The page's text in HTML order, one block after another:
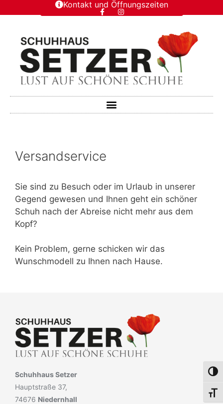
Kontakt und Öffnungszeiten
Versandservice
Sie sind zu Besuch oder im Urlaub in unserer
Gegend gewesen und Ihnen geht ein schöner
Schuh nach der Abreise nicht mehr aus dem
Kopf?
Kein Problem, gerne schicken wir das
Wunschmodell zu Ihnen nach Hause.
Schuhhaus Setzer
Hauptstraße 37,
74676 Niedernhall